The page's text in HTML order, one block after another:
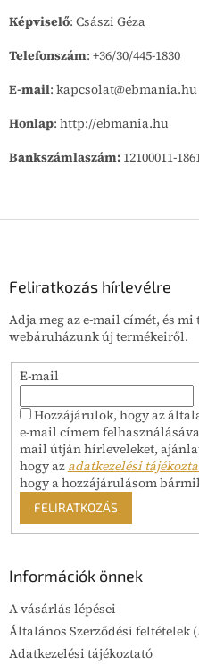
Képviselő: Császi Géza
Telefonszám: +36/30/445-1830
E-mail: kapcsolat@ebmania.hu
Honlap: http://ebmania.hu
Bankszámlaszám: 12100011-
Feliratkozás hírlevélre
Adja meg az e-mail címét, és
webáruházunk új termékeiről.
E-mail
Hozzájárulok, hogy az
e-mail címem
mail útján hírleveleket,
hogy az adatkezelési
hogy a hozzájárulásom
FELIRATKOZÁS
Információk önnek
A vásárlás lépései
Általános Szerződési feltételek
Adatkezelési tájékoztató